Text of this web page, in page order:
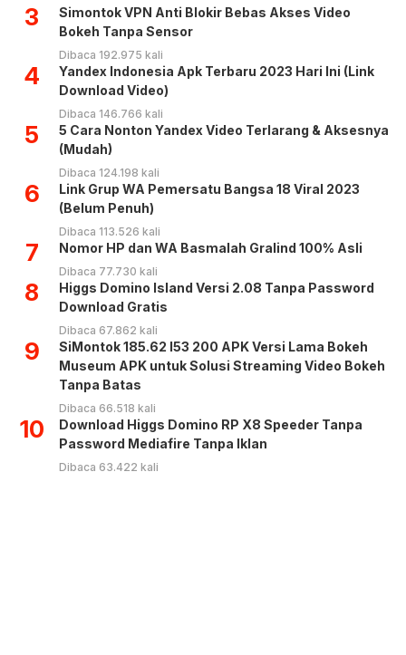
3
Simontok VPN Anti Blokir Bebas Akses Video
Bokeh Tanpa Sensor
Dibaca 192.975 kali
4
Yandex Indonesia Apk Terbaru 2023 Hari Ini (Link
Download Video)
Dibaca 146.766 kali
5
5 Cara Nonton Yandex Video Terlarang & Aksesnya
(Mudah)
Dibaca 124.198 kali
6
Link Grup WA Pemersatu Bangsa 18 Viral 2023
(Belum Penuh)
Dibaca 113.526 kali
7 Nomor HP dan WA Basmalah Gralind 100% Asli
Dibaca 77.730 kali
8
Higgs Domino Island Versi 2.08 Tanpa Password
Download Gratis
Dibaca 67.862 kali
9
SiMontok 185.62 l53 200 APK Versi Lama Bokeh
Museum APK untuk Solusi Streaming Video Bokeh
Tanpa Batas
Dibaca 66.518 kali
10
Download Higgs Domino RP X8 Speeder Tanpa
Password Mediafire Tanpa Iklan
Dibaca 63.422 kali